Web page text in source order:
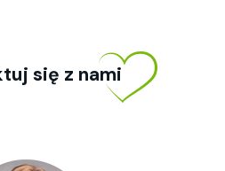
się z nami